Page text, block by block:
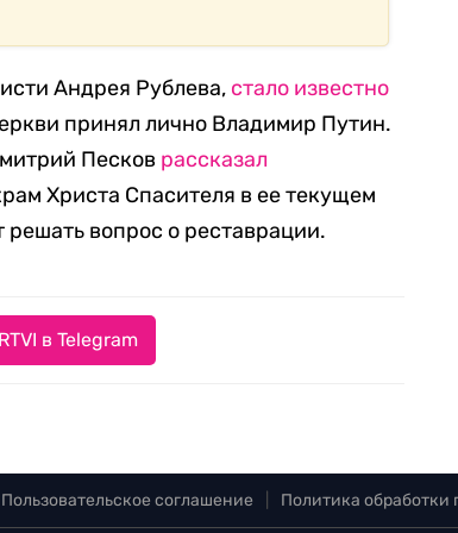
Андрея Рублева, стало известно
принял лично Владимир Путин.
Песков рассказал
Христа Спасителя в ее текущем
вопрос о реставрации.
в Telegram
Пользовательское соглашение Политика